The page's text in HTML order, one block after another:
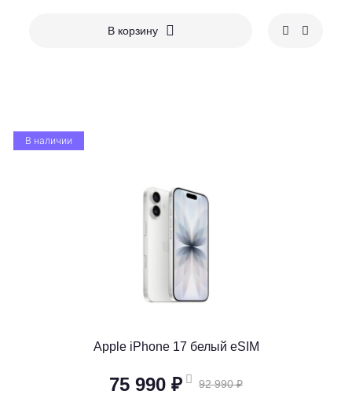
В корзину
В наличии
Apple iPhone 17 белый eSIM
75 990 ₽ 92 990 ₽